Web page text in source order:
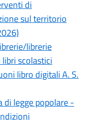
di
sul territorio
librerie
scolastici
libro digitali A. S.
di legge popolare -